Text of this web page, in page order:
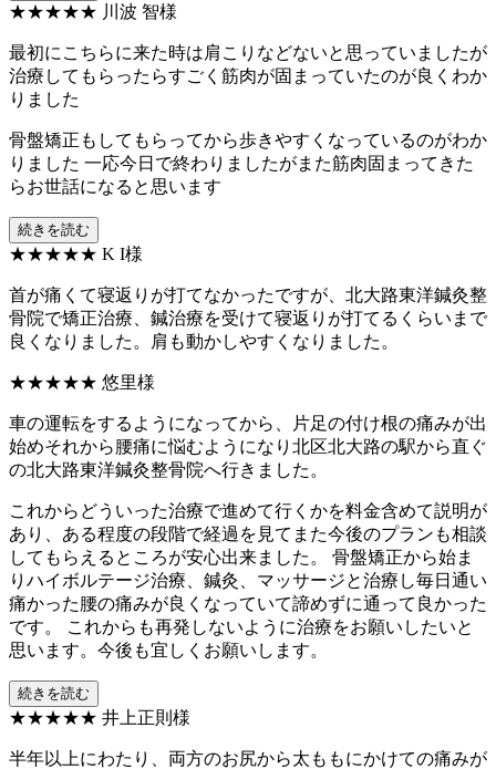
★★★★★ 川波 智様
最初にこちらに来た時は肩こりなどないと思っていましたが
治療してもらったらすごく筋肉が固まっていたのが良くわか
りました
骨盤矯正もしてもらってから歩きやすくなっているのがわか
りました 一応今日で終わりましたがまた筋肉固まってきた
らお世話になると思います
続きを読む
★★★★★ K I様
首が痛くて寝返りが打てなかったですが、北大路東洋鍼灸整
骨院で矯正治療、鍼治療を受けて寝返りが打てるくらいまで
良くなりました。肩も動かしやすくなりました。
★★★★★ 悠里様
車の運転をするようになってから、片足の付け根の痛みが出
始めそれから腰痛に悩むようになり北区北大路の駅から直ぐ
の北大路東洋鍼灸整骨院へ行きました。
これからどういった治療で進めて行くかを料金含めて説明が
あり、ある程度の段階で経過を見てまた今後のプランも相談
してもらえるところが安心出来ました。 骨盤矯正から始ま
りハイボルテージ治療、鍼灸、マッサージと治療し毎日通い
痛かった腰の痛みが良くなっていて諦めずに通って良かった
です。 これからも再発しないように治療をお願いしたいと
思います。今後も宜しくお願いします。
続きを読む
★★★★★ 井上正則様
半年以上にわたり、両方のお尻から太ももにかけての痛みが